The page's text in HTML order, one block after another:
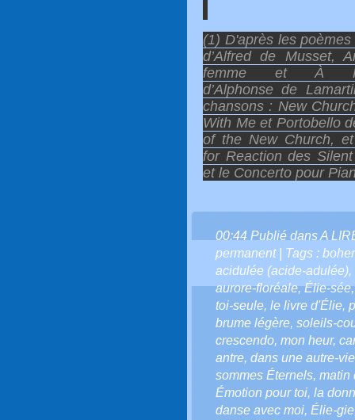
(1) D'après les
d’Alfred de Musset,
femme et À
d’Alphonse de
chansons : New
With Me et Portobello
of the New Church,
for Reaction des
et le Concerto pour
00:44 Publié dansA
permanent| Tags :
acidulée (acide-adulée),
aurore-floréale,Élie-sée
toi-seule, le livre d'Élie,
brume légère, soleils-
crescendo, mon heur,
antre, dans une autre-vie
sommes Éternels, matin
Émotion pour toi, la
danse avec moi, Élie-gie